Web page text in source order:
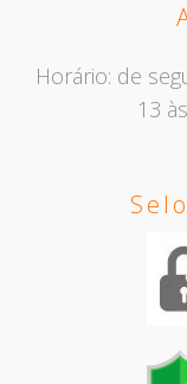
Horário: de
13